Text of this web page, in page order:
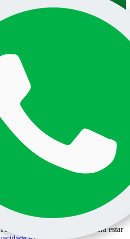
no site:
• EPEC - Empresa Prudentina de
TODOS OS DIREITOS
SALARIAL
- Lei nº
Portal UNOESTE
para oferecer aos usuários uma
conteúdos e serviços oferecidos.
você pode consultar e declara estar